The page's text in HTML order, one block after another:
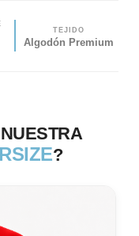
TEJIDO
Algodón Premium
?